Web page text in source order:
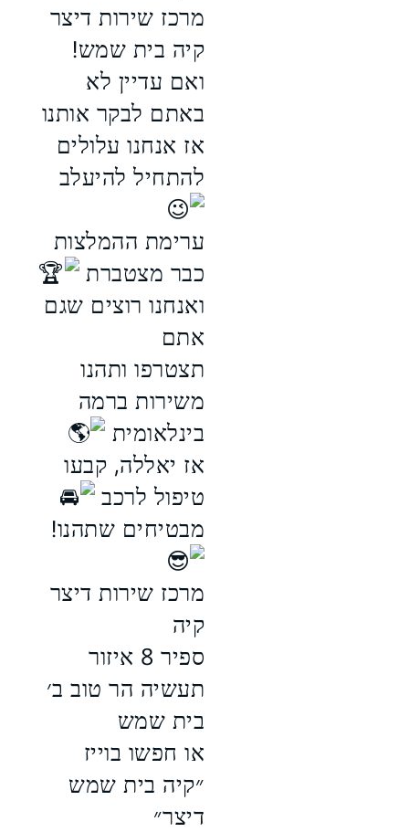
מרכז שירות דיצר
קיה בית שמש!
ואם עדיין לא
באתם לבקר אותנו
אז אנחנו עלולים
להתחיל להיעלב
ערימת ההמלצות
כבר מצטברת
ואנחנו רוצים שגם
אתם
תצטרפו ותהנו
משירות ברמה
בינלאומית
אז יאללה, קבעו
טיפול לרכב
מבטיחים שתהנו!
מרכז שירות דיצר
קיה
ספיר 8 איזור
תעשיה הר טוב ב׳
בית שמש
או חפשו בוייז
״קיה בית שמש
דיצר״